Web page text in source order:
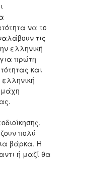
να το
τις
ελληνική
πρώτη
και
μάχη
πολύ
βάρκα. Ή
ή μαζί θα